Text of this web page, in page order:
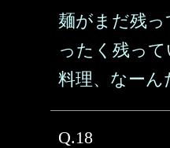
麺がまだ残っ
ったく残っ
料理、なーん
Q.18